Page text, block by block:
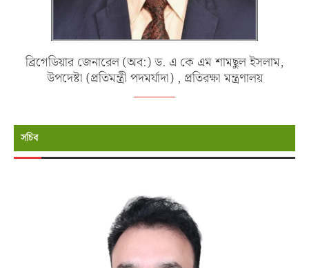
ব্রিগেডিয়ার জেনারেল (অব:) ড. এ কে এম শামছুল ইসলাম,
উপদেষ্টা (প্রতিমন্ত্রী পদমর্যাদা) , প্রতিরক্ষা মন্ত্রণালয়
সচিব